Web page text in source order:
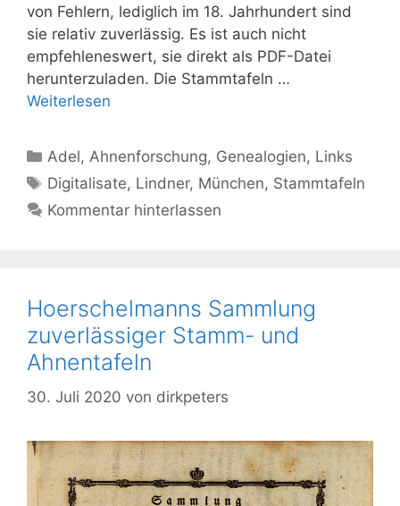
von Fehlern, lediglich im 18. Jahrhundert sind
sie relativ zuverlässig. Es ist auch nicht
empfehleneswert, sie direkt als PDF-Datei
herunterzuladen. Die Stammtafeln …
Weiterlesen
Kategorien
Adel,Ahnenforschung, Genealogien, Links
Schlagwörter
Digitalisate, Lindner, München, Stammtafeln
Kommentar hinterlassen
Hoerschelmanns Sammlung
zuverlässiger Stamm- und
Ahnentafeln
30. Juli 2020 von dirkpeters